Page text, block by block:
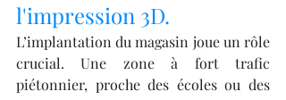
l'impression 3D.
L’implantation du magasin joue un rôle
crucial. Une zone à fort trafic
piétonnier, proche des écoles ou des